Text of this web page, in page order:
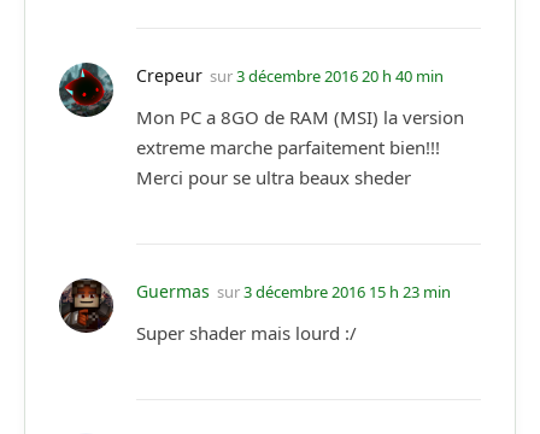
Crepeur sur3 décembre 2016 20 h 40 min
Mon PC a 8GO de RAM (MSI) la version
extreme marche parfaitement bien!!!
Merci pour se ultra beaux sheder
Guermas sur3 décembre 2016 15 h 23 min
Super shader mais lourd :/